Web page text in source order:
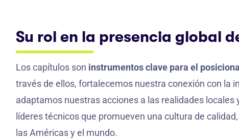
Su rol en la presencia global
Los capítulos son instrumentos clave para el
través de ellos, fortalecemos nuestra conexión con la
adaptamos nuestras acciones a las realidades locales
líderes técnicos que promueven una cultura de
las Américas y el mundo.